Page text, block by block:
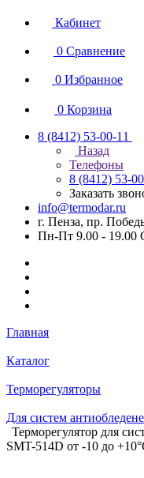
Кабинет
0 Сравнение
0 Избранное
0 Корзина
8 (8412) 53-00-11
Назад
Телефоны
8 (8412) 53-
Заказать
info@termodar.ru
г. Пенза, пр.
Пн-Пт 9.00 - 19.00
Главная
Каталог
Терморегуляторы
Для систем
Терморегулятор для
SMT-514D от -10 до